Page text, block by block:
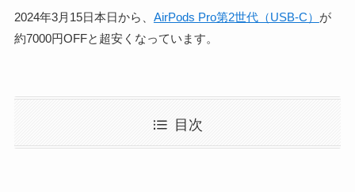
2024年3月15日本日から、 AirPods Pro第2世代（USB-C） が
約7000円OFFと超安くなっています。
目次